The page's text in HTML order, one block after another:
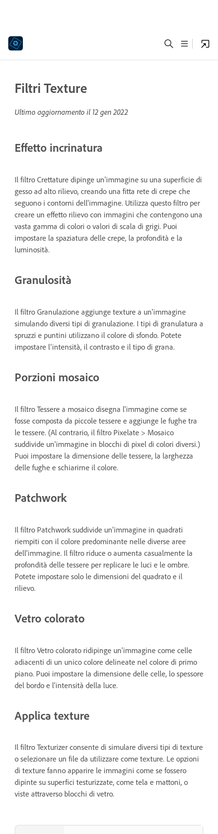
Filtri Texture
Ultimo aggiornamento il 12 gen 2022
Effetto incrinatura
Il filtro Crettature dipinge un'immagine su una superficie di
gesso ad alto rilievo, creando una fitta rete di crepe che
seguono i contorni dell'immagine. Utilizza questo filtro per
creare un effetto rilievo con immagini che contengono una
vasta gamma di colori o valori di scala di grigi. Puoi
impostare la spaziatura delle crepe, la profondità e la
luminosità.
Granulosità
Il filtro Granulazione aggiunge texture a un'immagine
simulando diversi tipi di granulazione. I tipi di granulatura a
spruzzi e puntini utilizzano il colore di sfondo. Potete
impostare l’intensità, il contrasto e il tipo di grana.
Porzioni mosaico
Il filtro Tessere a mosaico disegna l'immagine come se
fosse composta da piccole tessere e aggiunge le fughe tra
le tessere. (Al contrario, il filtro Pixelate > Mosaico
suddivide un'immagine in blocchi di pixel di colori diversi.)
Puoi impostare la dimensione delle tessere, la larghezza
delle fughe e schiarirne il colore.
Patchwork
Il filtro Patchwork suddivide un'immagine in quadrati
riempiti con il colore predominante nelle diverse aree
dell'immagine. Il filtro riduce o aumenta casualmente la
profondità delle tessere per replicare le luci e le ombre.
Potete impostare solo le dimensioni del quadrato e il
rilievo.
Vetro colorato
Il filtro Vetro colorato ridipinge un'immagine come celle
adiacenti di un unico colore delineate nel colore di primo
piano. Puoi impostare la dimensione delle celle, lo spessore
del bordo e l'intensità della luce.
Applica texture
Il filtro Texturizer consente di simulare diversi tipi di texture
o selezionare un file da utilizzare come texture. Le opzioni
di texture fanno apparire le immagini come se fossero
dipinte su superfici testurizzate, come tela e mattoni, o
viste attraverso blocchi di vetro.